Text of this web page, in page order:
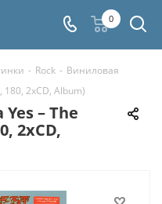
0
- Rock - Виниловая
180, 2xCD, Album)
– The
2xCD,